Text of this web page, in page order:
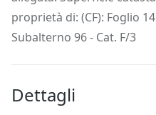
proprietà di: (CF): Foglio
Subalterno 96 - Cat. F/3
Dettagli